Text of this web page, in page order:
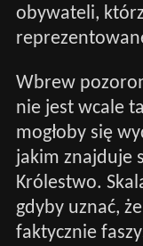
obywateli,
Wbrew
nie jest wcale
mogłoby się
jakim znajduje
Królestwo.
gdyby uznać,
faktycznie